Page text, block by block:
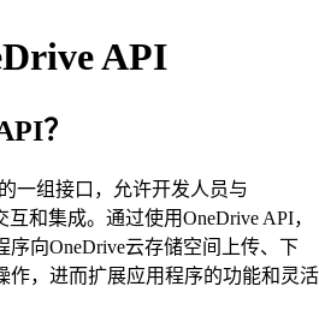
API
？
一组接口，允许开发人员与
和集成。通过使用OneDrive API，
向OneDrive云存储空间上传、下
作，进而扩展应用程序的功能和灵活